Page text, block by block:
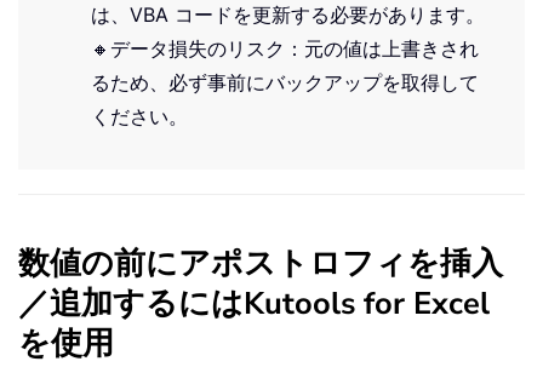
は、VBA コードを更新する必要があります。
🔸データ損失のリスク：元の値は上書きされ
るため、必ず事前にバックアップを取得して
ください。
数値の前にアポストロフィを挿入
／追加するにはKutools for Excel
を使用